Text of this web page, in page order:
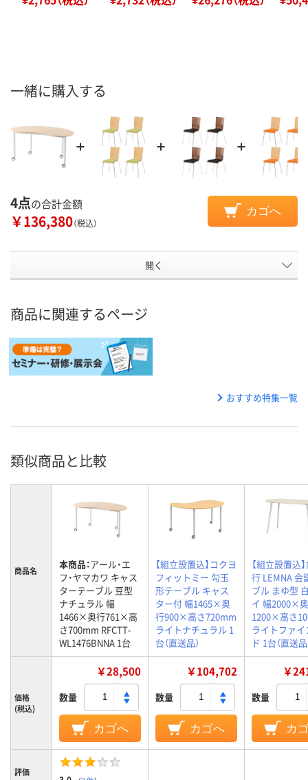
一緒に購入する
4点の合計金額
￥136,380（税込）
カゴへ
開く
商品に関連するページ
おすすめ特集一覧
類似商品と比較
商品名 本商品：アール・エ
フ・ヤマカワ キャス
ターテーブル 豆型
ナチュラル 幅
1466×奥行761×高
さ700mm RFCTT-
WL1476BNNA 1台
【組立設置込】コクヨ
フィットミー 勾玉
形テーブル キャス
ター付 幅1465×奥
行900×高さ720mm
ライトナチュラル 1
台（直送品）
【組立設置込
行 LEMNA 会
ブル まゆ型
イ 幅2000×
1200×高さ
ライトファ
ド 1台（直送品
価格
(税込)
￥28,500
数量
カゴへ
￥104,702
数量
カゴへ
￥
数量
カ
評価